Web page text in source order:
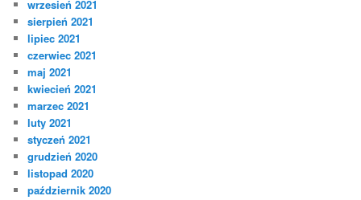
wrzesień 2021
sierpień 2021
lipiec 2021
czerwiec 2021
maj 2021
kwiecień 2021
marzec 2021
luty 2021
styczeń 2021
grudzień 2020
listopad 2020
październik 2020